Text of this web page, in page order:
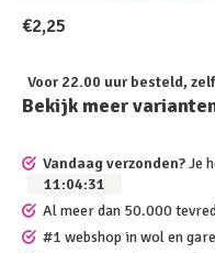
€2,25
Voor 22.00 uur besteld,
Bekijk meer
Vandaag verzonden?Je
11:04:31
Al meer dan 50.000
#1 webshop in wol en